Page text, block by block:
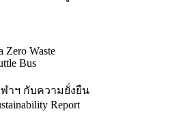
Zero Waste
Bus
าฯ กับความยั่งยืน
Report